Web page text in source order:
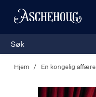
Hjem En kongelig affære